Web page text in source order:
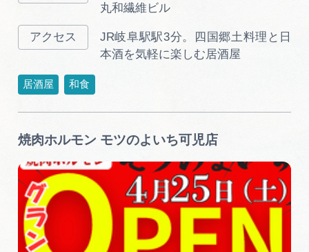
丸和繊維ビル
JR岐阜駅駅3分。四国郷土料理と日
本酒を気軽に楽しむ居酒屋
居酒屋 和食
焼肉ホルモン モツのよいち可児店